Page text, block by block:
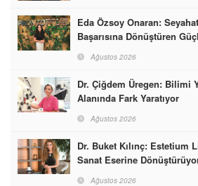
Eda Özsoy Onaran:
Başarısına Dönüştüren
Ağustos 2026
Dr. Çiğdem Üregen: Bilimi
Alanında Fark Yaratıyor
Ağustos 2026
Dr. Buket Kılınç: Estetium
Sanat Eserine
Ağustos 2026